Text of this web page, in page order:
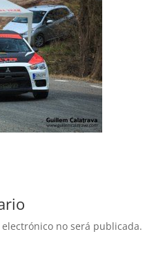
no será publicada.